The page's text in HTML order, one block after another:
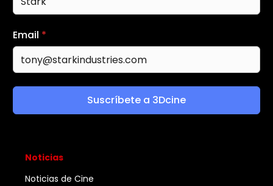
Email *
Suscríbete a 3Dcine
Noticias
Noticias de Cine